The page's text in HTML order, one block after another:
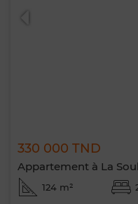
330 000 TND
Appartement à La
124 m²